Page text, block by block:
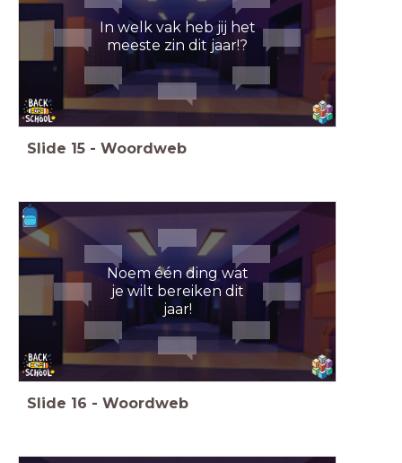
In welk vak heb jij het
meeste zin dit jaar!?
Slide 15 - Woordweb
Noem één ding wat
je wilt bereiken dit
jaar!
Slide 16 - Woordweb